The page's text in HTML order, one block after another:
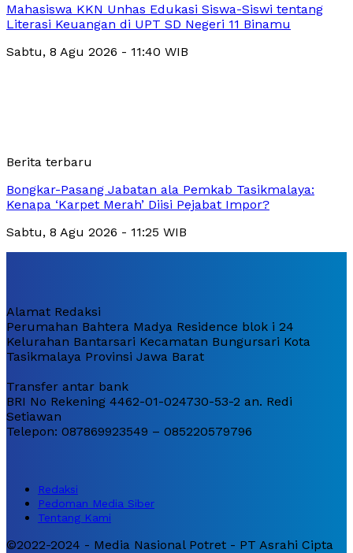
Mahasiswa KKN Unhas Edukasi Siswa-Siswi tentang
Literasi Keuangan di UPT SD Negeri 11 Binamu
Sabtu, 8 Agu 2026 - 11:40 WIB
Berita terbaru
Bongkar-Pasang Jabatan ala Pemkab Tasikmalaya:
Kenapa ‘Karpet Merah’ Diisi Pejabat Impor?
Sabtu, 8 Agu 2026 - 11:25 WIB
Alamat Redaksi
Perumahan Bahtera Madya Residence blok i 24
Kelurahan Bantarsari Kecamatan Bungursari Kota
Tasikmalaya Provinsi Jawa Barat
Transfer antar bank
BRI No Rekening 4462-01-024730-53-2 an. Redi
Setiawan
Telepon: 087869923549 – 085220579796
Redaksi
Pedoman Media Siber
Tentang Kami
©2022-2024 - Media Nasional Potret - PT Asrahi Cipta